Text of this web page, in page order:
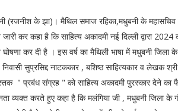
(रजनीश के झा)। मैथिल समाज रहिका,मधुबनी के महासचिव
जारी कर कहा है कि साहित्य अकादमी नई दिल्ली द्वारा 2024
घोषणा कर दी है । इस वर्ष का मैथिली भाषा में मधुबनी
निवासी सुप्रसिद्द नाटककार , बशिष्ठ साहित्यकार व लेखक
" प्रबंध संग्रह " को साहित्य अकादमी पुरस्कार देने का
व्यक्त करते हुए कहा है कि मलंगिया जी , मधुबनी जिला के